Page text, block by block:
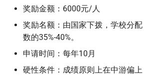
奖励金额：6000元/人
奖励名额：由国家下拨，学校分
数的35%-40%。
申请时间：每年10月
硬性条件：成绩原则上在中游偏